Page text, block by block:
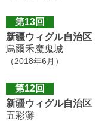
第13回
新疆ウィグル自治区
烏爾禾魔鬼城
（2018年6月）
第12回
新疆ウィグル自治区
五彩灘